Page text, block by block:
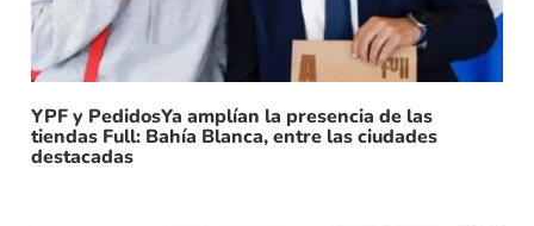
YPF y PedidosYa amplían la presencia de las
tiendas Full: Bahía Blanca, entre las ciudades
destacadas